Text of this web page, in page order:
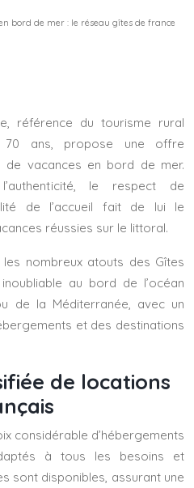
bord de mer : le réseau gîtes de france
référence du tourisme rural
ans, propose une offre
de vacances en bord de mer.
le respect de
de l’accueil fait de lui le
réussies sur le littoral.
nombreux atouts des Gîtes
au bord de l’océan
de la Méditerranée, avec un
et des destinations
de locations
considérable d’hébergements
à tous les besoins et
sont disponibles, assurant une